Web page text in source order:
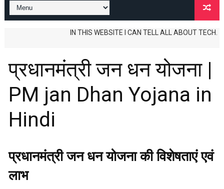
IN THIS WEBSITE I CAN TELL ALL ABOUT TECH. TIPS
प्रधानमंत्री जन धन योजना |
PM jan Dhan Yojana in
Hindi
प्रधानमंत्री जन धन योजना की विशेषताएं एवं
लाभ